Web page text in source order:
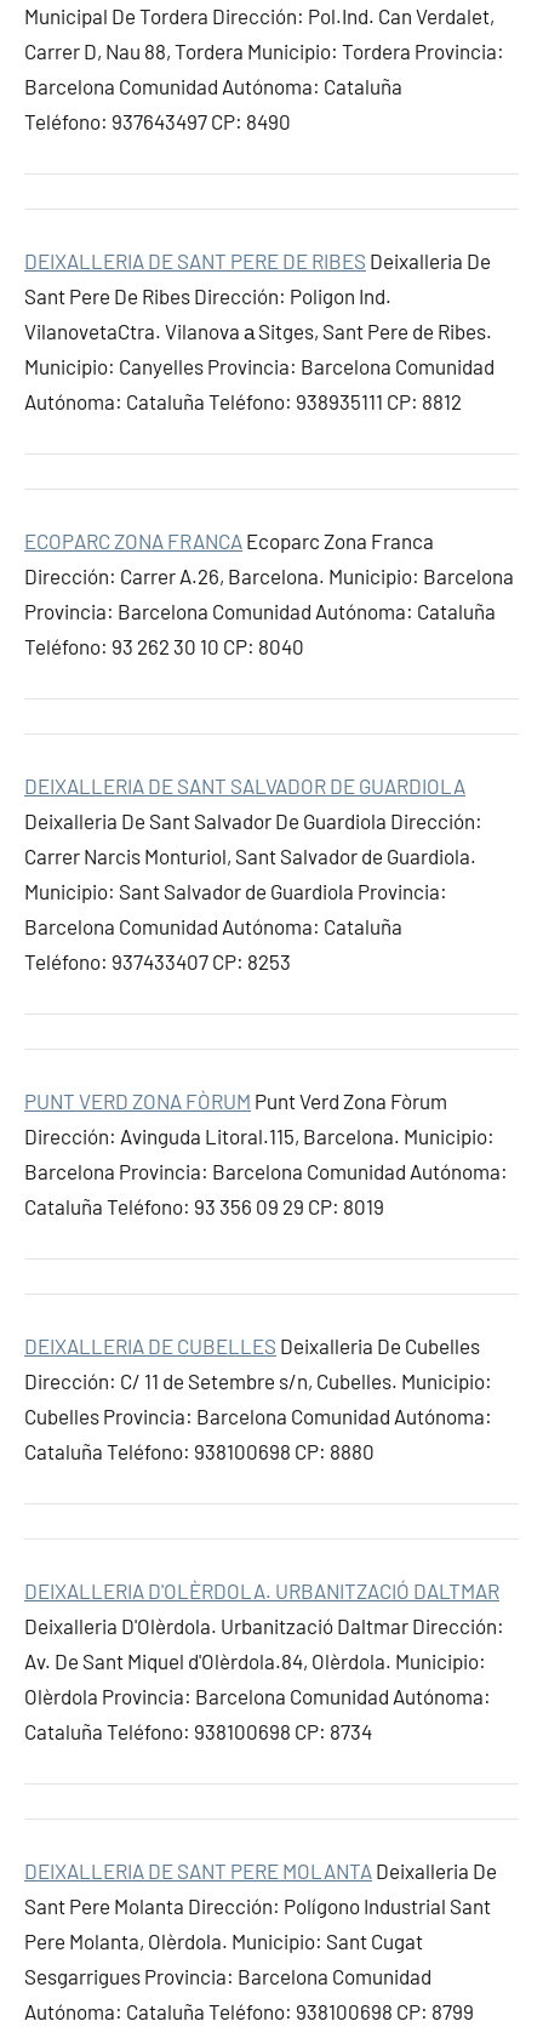
Municipal De Tordera Dirección: Pol.Ind. Can Verdalet,
Carrer D, Nau 88, Tordera Municipio: Tordera Provincia:
Barcelona Comunidad Autónoma: Cataluña
Teléfono: 937643497 CP: 8490
DEIXALLERIA DE SANT PERE DE RIBES Deixalleria De
Sant Pere De Ribes Dirección: Poligon Ind.
VilanovetaCtra. Vilanova а Sitges, Sant Pere de Ribes.
Municipio: Canyelles Provincia: Barcelona Comunidad
Autónoma: Cataluña Teléfono: 938935111 CP: 8812
ECOPARC ZONA FRANCA Ecoparc Zona Franca
Dirección: Carrer A.26, Barcelona. Municipio: Barcelona
Provincia: Barcelona Comunidad Autónoma: Cataluña
Teléfono: 93 262 30 10 CP: 8040
DEIXALLERIA DE SANT SALVADOR DE GUARDIOLA
Deixalleria De Sant Salvador De Guardiola Dirección:
Carrer Narcis Monturiol, Sant Salvador de Guardiola.
Municipio: Sant Salvador de Guardiola Provincia:
Barcelona Comunidad Autónoma: Cataluña
Teléfono: 937433407 CP: 8253
PUNT VERD ZONA FÒRUM Punt Verd Zona Fòrum
Dirección: Avinguda Litoral.115, Barcelona. Municipio:
Barcelona Provincia: Barcelona Comunidad Autónoma:
Cataluña Teléfono: 93 356 09 29 CP: 8019
DEIXALLERIA DE CUBELLES Deixalleria De Cubelles
Dirección: C/ 11 de Setembre s/n, Cubelles. Municipio:
Cubelles Provincia: Barcelona Comunidad Autónoma:
Cataluña Teléfono: 938100698 CP: 8880
DEIXALLERIA D'OLÈRDOLA. URBANITZACIÓ DALTMAR
Deixalleria D'Olèrdola. Urbanització Daltmar Dirección:
Av. De Sant Miquel d'Olèrdola.84, Olèrdola. Municipio:
Olèrdola Provincia: Barcelona Comunidad Autónoma:
Cataluña Teléfono: 938100698 CP: 8734
DEIXALLERIA DE SANT PERE MOLANTA Deixalleria De
Sant Pere Molanta Dirección: Polígono Industrial Sant
Pere Molanta, Olèrdola. Municipio: Sant Cugat
Sesgarrigues Provincia: Barcelona Comunidad
Autónoma: Cataluña Teléfono: 938100698 CP: 8799